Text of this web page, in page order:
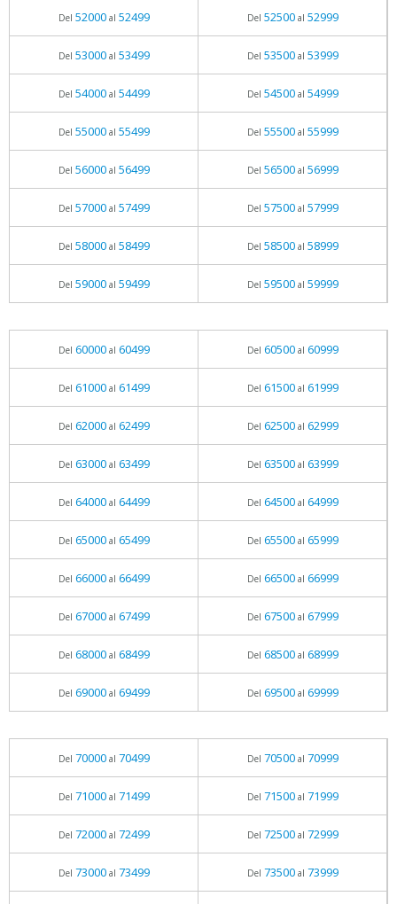
Del 52000al 52499 Del 52500al 52999
Del 53000al 53499 Del 53500al 53999
Del 54000al 54499 Del 54500al 54999
Del 55000al 55499 Del 55500al 55999
Del 56000al 56499 Del 56500al 56999
Del 57000al 57499 Del 57500al 57999
Del 58000al 58499 Del 58500al 58999
Del 59000al 59499 Del 59500al 59999
Del 60000al 60499 Del 60500al 60999
Del 61000al 61499 Del 61500al 61999
Del 62000al 62499 Del 62500al 62999
Del 63000al 63499 Del 63500al 63999
Del 64000al 64499 Del 64500al 64999
Del 65000al 65499 Del 65500al 65999
Del 66000al 66499 Del 66500al 66999
Del 67000al 67499 Del 67500al 67999
Del 68000al 68499 Del 68500al 68999
Del 69000al 69499 Del 69500al 69999
Del 70000al 70499 Del 70500al 70999
Del 71000al 71499 Del 71500al 71999
Del 72000al 72499 Del 72500al 72999
Del 73000al 73499 Del 73500al 73999